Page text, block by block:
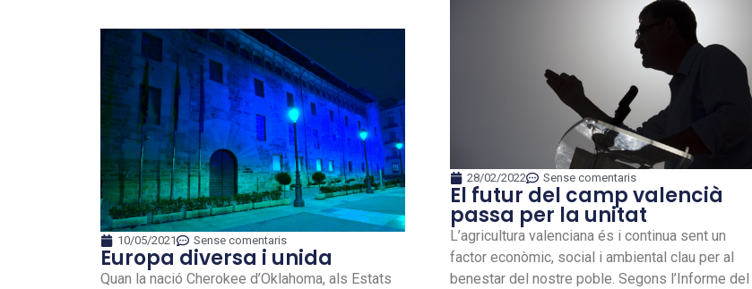
28/02/2022 Sense comentaris
El futur del camp valencià
passa per la unitat
L’agricultura valenciana és i continua sent un
factor econòmic, social i ambiental clau per al
benestar del nostre poble. Segons l’Informe del
10/05/2021 Sense comentaris
Europa diversa i unida
Quan la nació Cherokee d’Oklahoma, als Estats